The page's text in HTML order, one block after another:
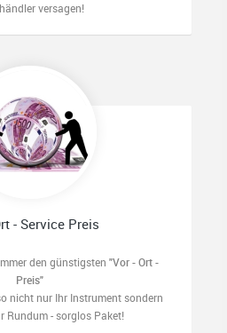
versagen!
- Service Preis
den günstigsten "Vor - Ort -
Preis"
nicht nur Ihr Instrument sondern
Rundum - sorglos Paket!